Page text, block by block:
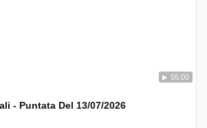
55:00
- Puntata Del 13/07/2026